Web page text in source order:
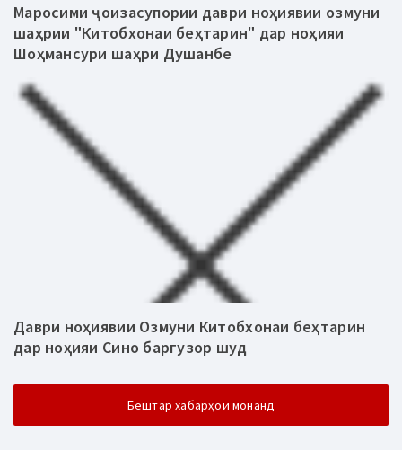
Маросими ҷоизасупории даври ноҳиявии озмуни
шаҳрии "Китобхонаи беҳтарин" дар ноҳияи
Шоҳмансури шаҳри Душанбе
Даври ноҳиявии Озмуни Китобхонаи беҳтарин
дар ноҳияи Сино баргузор шуд
Бештар хабарҳои монанд